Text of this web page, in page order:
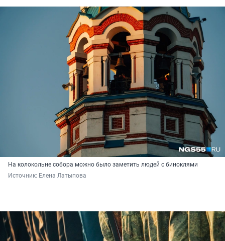
На колокольне собора можно было заметить людей с биноклями
Источник: Елена Латыпова